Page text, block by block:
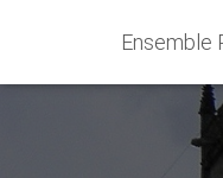
Ensemble